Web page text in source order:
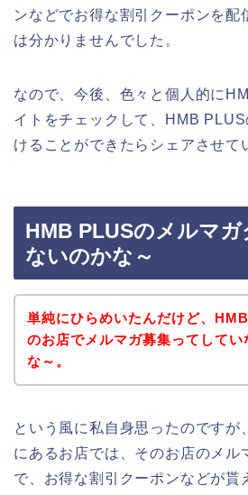
ンなどでお得な割引クーポンを配
は分かりませんでした。
なので、今後、色々と個人的に
イトをチェックして、HMB
けることができたらシェアさせて
HMB PLUSのメルマ
ないのかな～
単純にひらめいたんだけど、
のお店でメルマガ募集ってしてい
な～。
という風に私自身思ったのですが
にあるお店では、そのお店のメル
で、お得な割引クーポンなどが貰